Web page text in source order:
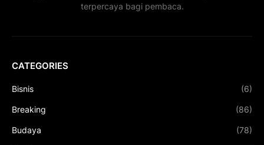
terpercaya bagi pembaca.
CATEGORIES
Bisnis (6)
Breaking (86)
Budaya (78)